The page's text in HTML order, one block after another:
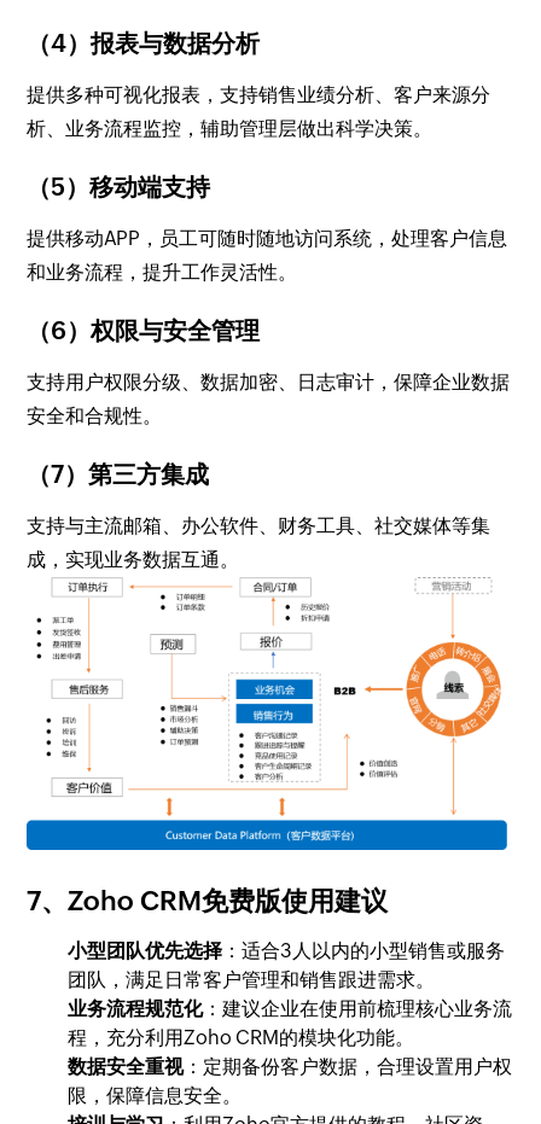
（4）报表与数据分析
提供多种可视化报表，支持销售业绩分析、客户来源分
析、业务流程监控，辅助管理层做出科学决策。
（5）移动端支持
提供移动APP，员工可随时随地访问系统，处理客户信息
和业务流程，提升工作灵活性。
（6）权限与安全管理
支持用户权限分级、数据加密、日志审计，保障企业数据
安全和合规性。
（7）第三方集成
支持与主流邮箱、办公软件、财务工具、社交媒体等集
成，实现业务数据互通。
7、Zoho CRM免费版使用建议
小型团队优先选择 ：适合3人以内的小型销售或服务
团队，满足日常客户管理和销售跟进需求。
业务流程规范化：建议企业在使用前梳理核心业务流
程，充分利用Zoho CRM的模块化功能。
数据安全重视：定期备份客户数据，合理设置用户权
限，保障信息安全。